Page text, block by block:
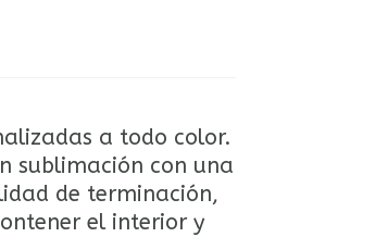
a todo color.
sublimación con una
de terminación,
el interior y